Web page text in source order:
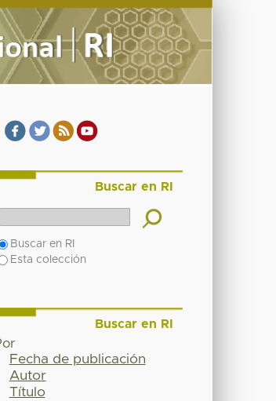
Buscar en RI
Buscar en RI
Esta colección
Buscar en RI
Fecha de publicación
Autor
Título